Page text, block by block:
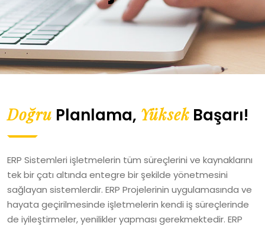
Doğru Planlama, Yüksek Başarı!
ERP Sistemleri işletmelerin tüm süreçlerini ve kaynaklarını
tek bir çatı altında entegre bir şekilde yönetmesini
sağlayan sistemlerdir. ERP Projelerinin uygulamasında ve
hayata geçirilmesinde işletmelerin kendi iş süreçlerinde
de iyileştirmeler, yenilikler yapması gerekmektedir. ERP